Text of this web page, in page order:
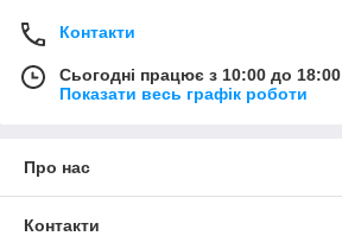
Контакти
Сьогодні працює з 10:00 до 18:00
Показати весь графік роботи
Про нас
Контакти